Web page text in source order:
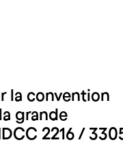
la convention
grande
2216 /